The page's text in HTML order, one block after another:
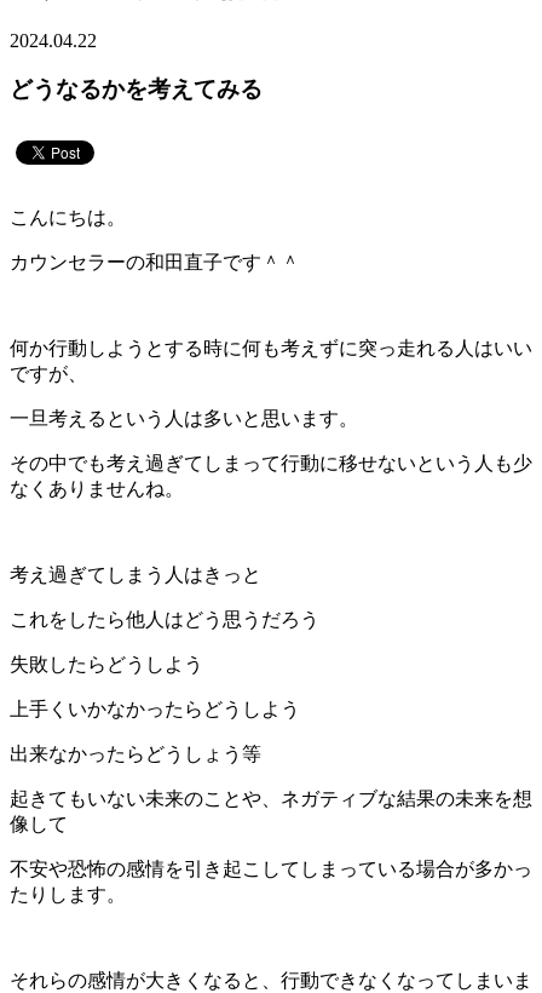
2024.04.22
どうなるかを考えてみる
こんにちは。
カウンセラーの和田直子です＾＾
何か行動しようとする時に何も考えずに突っ走れる人はいい
ですが、
一旦考えるという人は多いと思います。
その中でも考え過ぎてしまって行動に移せないという人も少
なくありませんね。
考え過ぎてしまう人はきっと
これをしたら他人はどう思うだろう
失敗したらどうしよう
上手くいかなかったらどうしよう
出来なかったらどうしょう等
起きてもいない未来のことや、ネガティブな結果の未来を想
像して
不安や恐怖の感情を引き起こしてしまっている場合が多かっ
たりします。
それらの感情が大きくなると、行動できなくなってしまいま